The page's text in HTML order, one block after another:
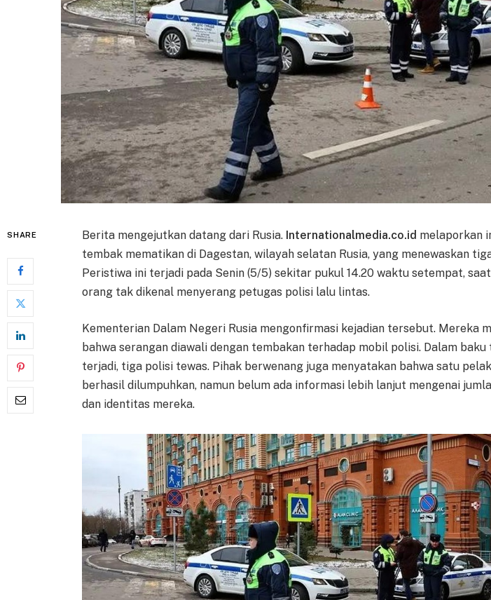
SHARE Berita mengejutkan datang dari Rusia. Internationalmedia.co.id melaporkan
tembak mematikan di Dagestan, wilayah selatan Rusia, yang menewaskan
Peristiwa ini terjadi pada Senin (5/5) sekitar pukul 14.20 waktu setempat,
orang tak dikenal menyerang petugas polisi lalu lintas.
Kementerian Dalam Negeri Rusia mengonfirmasi kejadian tersebut. Mereka
bahwa serangan diawali dengan tembakan terhadap mobil polisi. Dalam
terjadi, tiga polisi tewas. Pihak berwenang juga menyatakan bahwa satu
berhasil dilumpuhkan, namun belum ada informasi lebih lanjut mengenai
dan identitas mereka.